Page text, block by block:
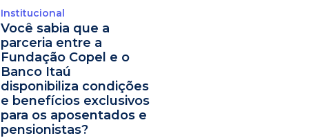
Institucional
Você sabia que a
parceria entre a
Fundação Copel e o
Banco Itaú
disponibiliza condições
e benefícios exclusivos
para os aposentados e
pensionistas?